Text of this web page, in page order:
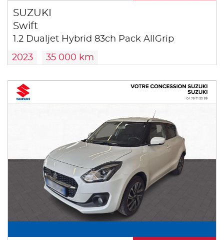
SUZUKI
Swift
1.2 Dualjet Hybrid 83ch Pack AllGrip
2023 35 000 km